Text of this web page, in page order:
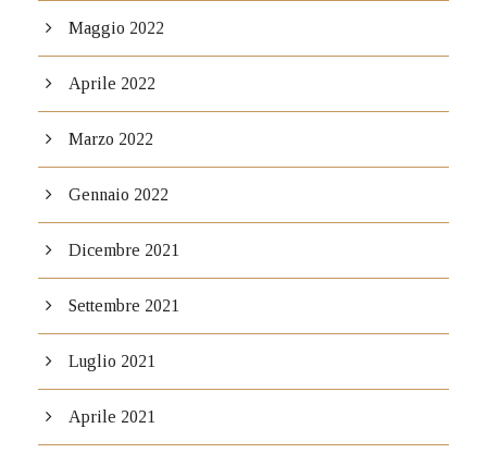
Maggio 2022
Aprile 2022
Marzo 2022
Gennaio 2022
Dicembre 2021
Settembre 2021
Luglio 2021
Aprile 2021